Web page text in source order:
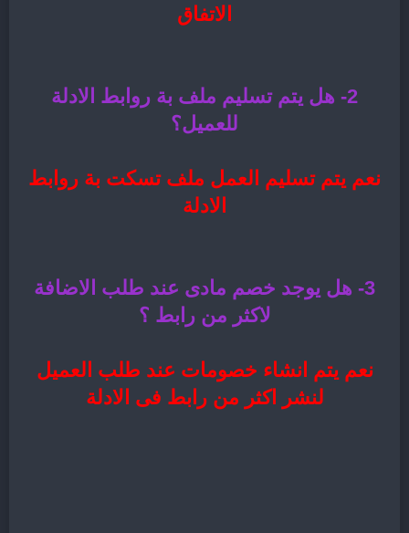
الاتفاق
2- هل يتم تسليم ملف بة روابط الادلة
للعميل؟
نعم يتم تسليم العمل ملف تسكت بة روابط
الادلة
3- هل يوجد خصم مادى عند طلب الاضافة
لاكثر من رابط ؟
نعم يتم انشاء خصومات عند طلب العميل
لنشر اكثر من رابط فى الادلة